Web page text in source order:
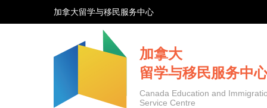
加拿大留学与移民服务中心
加拿大
留学与移民服务中
Canada Education and
Service Centre